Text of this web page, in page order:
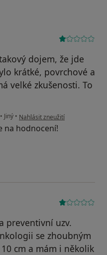
dojem, že jde
krátké, povrchové a
velké zkušenosti. To
• Jiný • podle názoru uživatele Iva
Nahlásit zneužití
na hodnocení!
preventivní uzv.
se zhoubným
cm a mám i několik